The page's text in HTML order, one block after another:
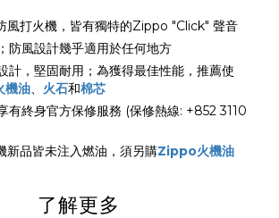
風打火機，皆有獨特的Zippo "Click" 聲音
防風設計幾乎適用於任何地方
計，堅固耐用；為獲得最佳性能，推薦使
油、 火石和棉芯
有終身官方保修服務 (保修熱線: +852 3110
新品皆未注入燃油，須另購Zippo火機油
了解更多